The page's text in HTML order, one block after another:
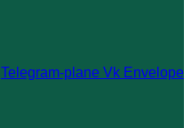
Telegram-plane Vk Envelope